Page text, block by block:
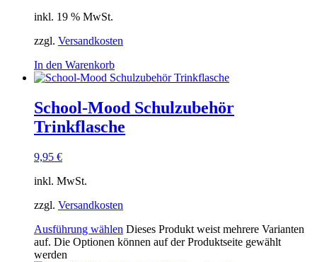
inkl. 19 % MwSt.
zzgl. Versandkosten
In den Warenkorb
School-Mood Schulzubehör
Trinkflasche
9,95 €
inkl. MwSt.
zzgl. Versandkosten
Ausführung wählen Dieses Produkt weist mehrere Varianten
auf. Die Optionen können auf der Produktseite gewählt
werden